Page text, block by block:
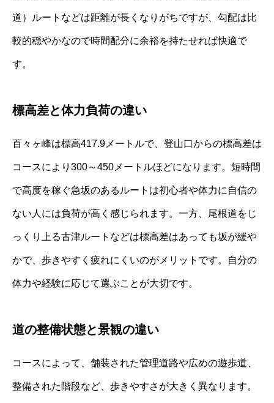
道）ルートなどは距離が長くなりがちですが、勾配は比
較的穏やかなので時間配分に余裕を持たせれば快適で
す。
標高差と体力負荷の違い
百々ヶ峰は標高417.9メートルで、登山口からの標高差は
コースにより300～450メートルほどになります。短時間
で高度を稼ぐ急坂のあるルートは初心者や体力に自信の
ない人には負荷が高く感じられます。一方、尾根道をじ
っくり上る古津ルートなどは標高差はあっても坂が緩や
かで、歩きやすく疲れにくいのがメリットです。自分の
体力や経験に応じて選ぶことが大切です。
道の整備状態と景観の違い
コースによって、舗装された管理道路や広めの遊歩道、
整備された階段など、歩きやすさが大きく異なります。